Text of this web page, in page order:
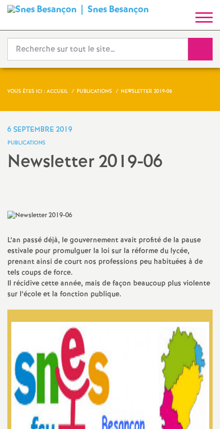
Snes Besançon
y
n
d
i
a
a
t
i
o
VOUS ÊTES ICI : ACCUEIL PUBLICATIONS NEWSLETTER 2019-06
6 SEPTEMBRE 2019
PUBLICATIONS
Newsletter 2019-06
L’an passé déjà, le gouvernement avait profité de la pause
estivale pour promulguer la loi sur la réforme du lycée,
prenant ainsi de court nos professions peu habituées à de
tels coups de force.
Il récidive cette année, mais de façon beaucoup plus violente
sur l’école et la fonction publique.